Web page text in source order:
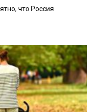
что Россия